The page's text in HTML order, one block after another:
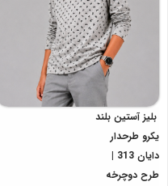
بلیز آستین بلند
یکرو طرحدار
دایان 313 |
طرح دوچرخه